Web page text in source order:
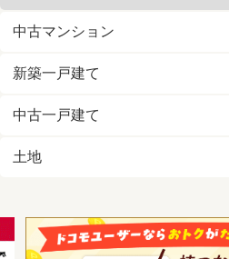
中古マンション
新築一戸建て
中古一戸建て
土地